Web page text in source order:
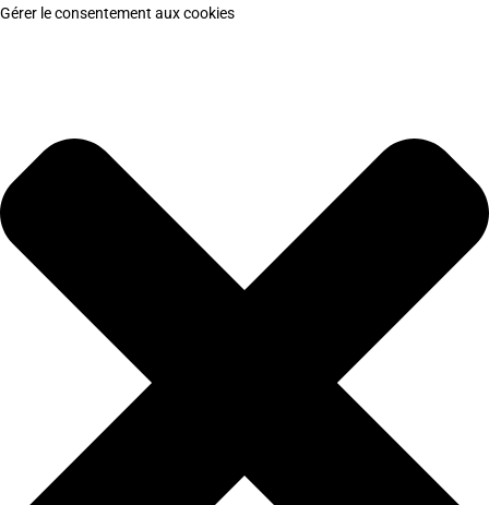
Gérer le consentement aux cookies